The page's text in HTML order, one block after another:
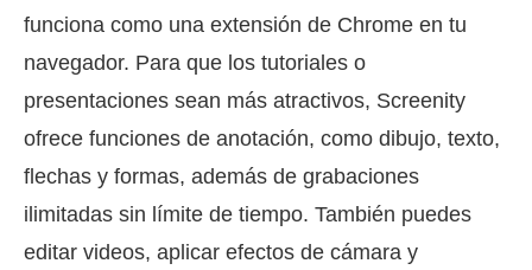
funciona como una extensión de Chrome en tu
navegador. Para que los tutoriales o
presentaciones sean más atractivos, Screenity
ofrece funciones de anotación, como dibujo, texto,
flechas y formas, además de grabaciones
ilimitadas sin límite de tiempo. También puedes
editar videos, aplicar efectos de cámara y